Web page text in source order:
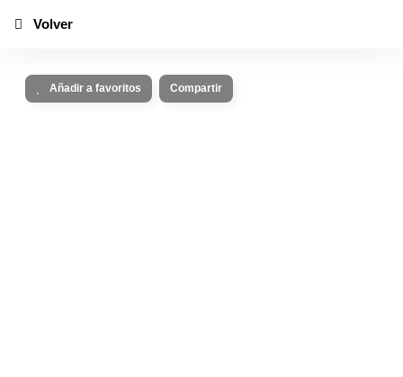
Añadir a favoritos Compartir
Volver